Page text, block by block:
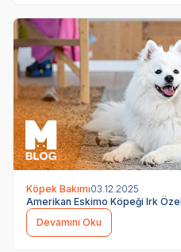
Köpek Bakımı03.12.2025
Amerikan Eskimo Köpeği Irk
Devamını Oku